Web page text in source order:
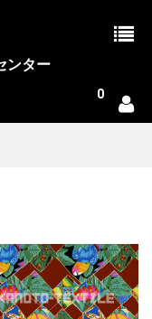
ンター
0